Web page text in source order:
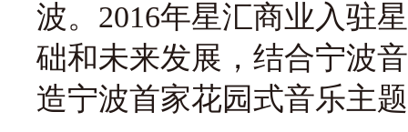
波。2016年星汇商业入驻
础和未来发展，结合宁波
造宁波首家花园式音乐主